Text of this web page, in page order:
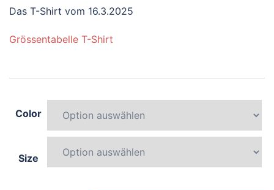
Das T-Shirt vom 16.3.2025
Grössentabelle T-Shirt
Color
Size